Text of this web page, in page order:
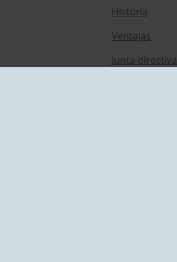
Historia
Ventajas
Junta directiva